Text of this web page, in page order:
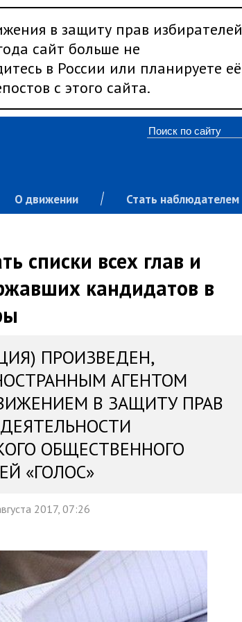
в защиту прав избирателей
сайт больше не
в России или планируете её
с этого сайта.
О движении Стать наблюдателем
списки всех глав и
кандидатов в
ПРОИЗВЕДЕН,
АГЕНТОМ
В ЗАЩИТУ ПРАВ
ОБЩЕСТВЕННОГО
«ГОЛОС»
2017, 07:26